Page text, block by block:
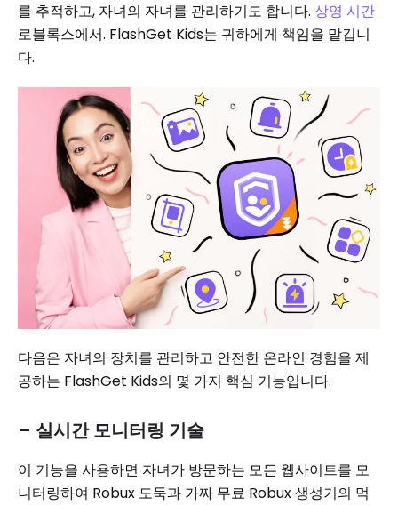
를 추적하고, 자녀의 자녀를 관리하기도 합니다. 상영 시간
로블록스에서. FlashGet Kids는 귀하에게 책임을 맡깁니
다.
다음은 자녀의 장치를 관리하고 안전한 온라인 경험을 제
공하는 FlashGet Kids의 몇 가지 핵심 기능입니다.
– 실시간 모니터링 기술
이 기능을 사용하면 자녀가 방문하는 모든 웹사이트를 모
니터링하여 Robux 도둑과 가짜 무료 Robux 생성기의 먹